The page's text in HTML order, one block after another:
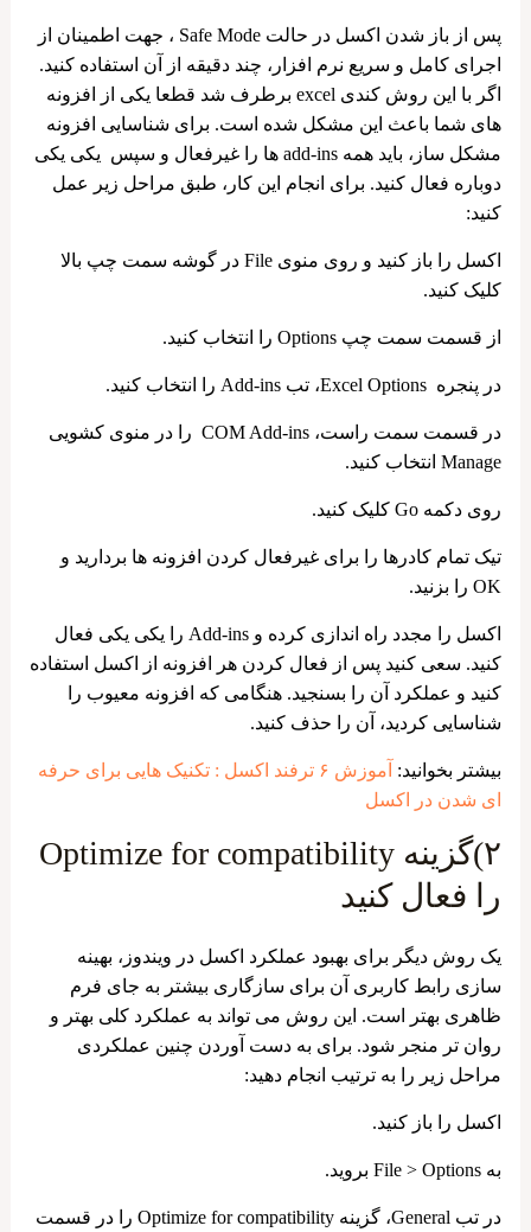
پس از باز شدن اکسل در حالت Safe Mode ، جهت اطمینان از
اجرای کامل و سریع نرم افزار، چند دقیقه از آن استفاده کنید.
اگر با این روش کندی excel برطرف شد قطعا یکی از افزونه
های شما باعث این مشکل شده است. برای شناسایی افزونه
مشکل ساز، باید همه add-ins ها را غیرفعال و سپس یکی یکی
دوباره فعال کنید. برای انجام این کار، طبق مراحل زیر عمل
کنید:
اکسل را باز کنید و روی منوی File در گوشه سمت چپ بالا
کلیک کنید.
از قسمت سمت چپ Options را انتخاب کنید.
در پنجره Excel Options، تب Add-ins را انتخاب کنید.
در قسمت سمت راست، COM Add-ins را در منوی کشویی
Manage انتخاب کنید.
روی دکمه Go کلیک کنید.
تیک تمام کادرها را برای غیرفعال کردن افزونه ها بردارید و
OK را بزنید.
اکسل را مجدد راه اندازی کرده و Add-ins را یکی یکی فعال
کنید. سعی کنید پس از فعال کردن هر افزونه از اکسل استفاده
کنید و عملکرد آن را بسنجید. هنگامی که افزونه معیوب را
شناسایی کردید، آن را حذف کنید.
بیشتر بخوانید:
آموزش ۶ ترفند اکسل : تکنیک هایی برای حرفه
ای شدن در اکسل
۲)گزینه Optimize for compatibility
را فعال کنید
یک روش دیگر برای بهبود عملکرد اکسل در ویندوز، بهینه
سازی رابط کاربری آن برای سازگاری بیشتر به جای فرم
ظاهری بهتر است. این روش می تواند به عملکرد کلی بهتر و
روان تر منجر شود. برای به دست آوردن چنین عملکردی
مراحل زیر را به ترتیب انجام دهید:
اکسل را باز کنید.
به File > Options بروید.
در تب General، گزینه Optimize for compatibility را در قسمت